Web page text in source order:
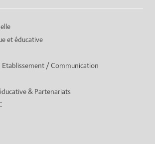
et éducative
/ Communication
& Partenariats